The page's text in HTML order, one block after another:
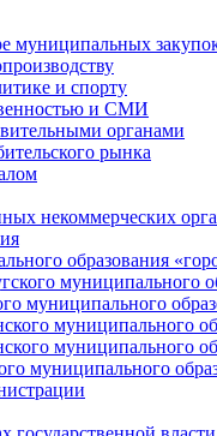
муниципальных
и спорту
и СМИ
органами
рынка
некоммерческих
образования
муниципального
муниципального
муниципального
муниципального
муниципального